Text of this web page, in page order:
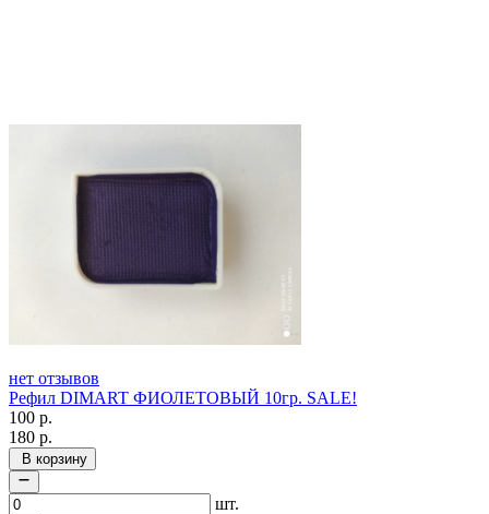
нет отзывов
Рефил DIMART ФИОЛЕТОВЫЙ 10гр. SALE!
100 р.
180 р.
В корзину
шт.